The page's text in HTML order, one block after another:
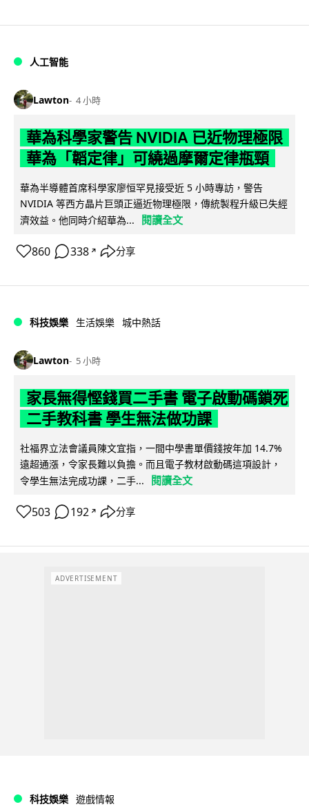
人工智能
Lawton 4 小時
華為科學家警告 NVIDIA 已近物理極限
華為「韜定律」可繞過摩爾定律瓶頸
華為半導體首席科學家廖恒罕見接受近 5 小時專訪，警告
NVIDIA 等西方晶片巨頭正逼近物理極限，傳統製程升級已失經
濟效益。他同時介紹華為...
閱讀全文
860 338 ↗ 分享
科技娛樂 生活娛樂 城中熱話
Lawton 5 小時
家長無得慳錢買二手書 電子啟動碼鎖死
二手教科書 學生無法做功課
社福界立法會議員陳文宜指，一間中學書單價錢按年加 14.7%
遠超通漲，令家長難以負擔。而且電子教材啟動碼這項設計，
令學生無法完成功課，二手...
閱讀全文
503 192 ↗ 分享
ADVERTISEMENT
科技娛樂 遊戲情報